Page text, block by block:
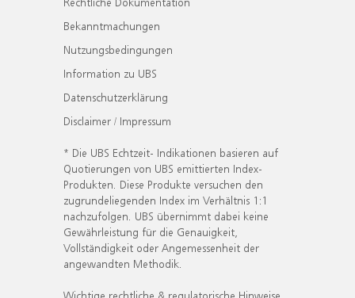
Bekanntmachungen
Nutzungsbedingungen
Information zu UBS
Datenschutzerklärung
Disclaimer / Impressum
* Die UBS Echtzeit- Indikationen basieren auf
Quotierungen von UBS emittierten Index-
Produkten. Diese Produkte versuchen den
zugrundeliegenden Index im Verhältnis 1:1
nachzufolgen. UBS übernimmt dabei keine
Gewährleistung für die Genauigkeit,
Vollständigkeit oder Angemessenheit der
angewandten Methodik.